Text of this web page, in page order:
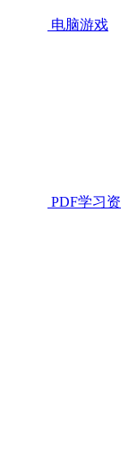
电脑游戏
PDF学习资